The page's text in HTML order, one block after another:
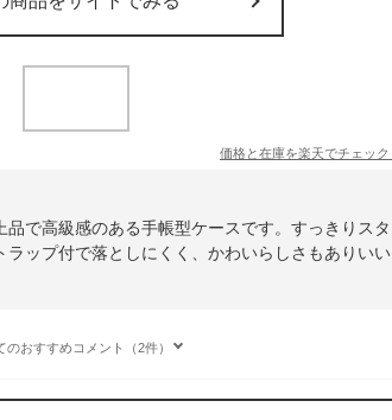
価格と在庫を楽天でチェック
で高級感のある手帳型ケースです。すっきりスタ
ップ付で落としにくく、かわいらしさもありいい
のおすすめコメント（2件）